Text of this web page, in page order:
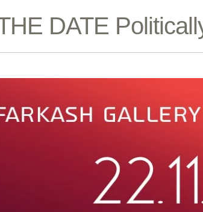
DATE